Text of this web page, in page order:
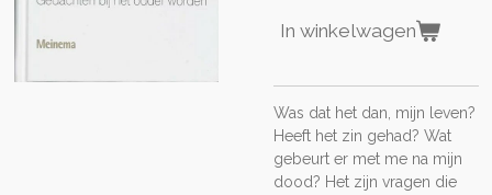
In winkelwagen
Was dat het dan, mijn leven?
Heeft het zin gehad? Wat
gebeurt er met me na mijn
dood? Het zijn vragen die